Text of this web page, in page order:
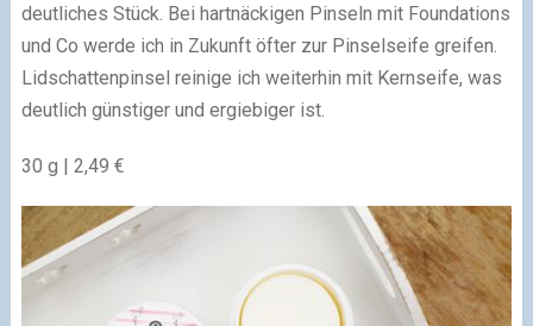
deutliches Stück. Bei hartnäckigen Pinseln mit Foundations
und Co werde ich in Zukunft öfter zur Pinselseife greifen.
Lidschattenpinsel reinige ich weiterhin mit Kernseife, was
deutlich günstiger und ergiebiger ist.
30 g | 2,49 €